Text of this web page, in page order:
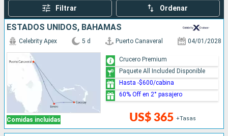
Filtrar Ordenar
ESTADOS UNIDOS, BAHAMAS
Comidas incluidas
Celebrity Apex 5 d Puerto Canaveral 04/01/2028
US$ 365 +Tasas
Crucero Premium
Paquete All Included Disponible
Hasta -$600/cabina
60% Off en 2° pasajero